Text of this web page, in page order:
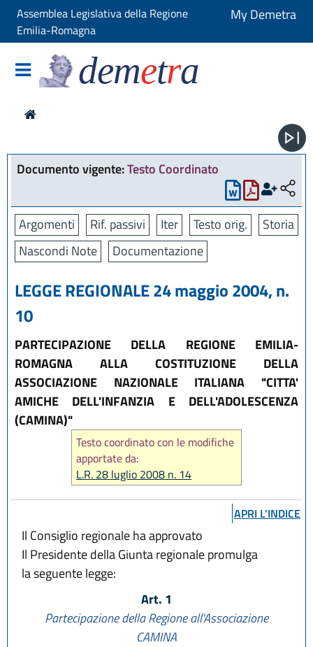
Assemblea Legislativa della Regione
Emilia-Romagna
My Demetra
demetra
Documento vigente:Testo Coordinato
Argomenti Rif. passivi Iter Testo orig.
Storia
Nascondi Note
Documentazione
LEGGE REGIONALE 24 maggio 2004, n.
10
PARTECIPAZIONE DELLA REGIONE EMILIA-
ROMAGNA ALLA COSTITUZIONE DELLA
ASSOCIAZIONE NAZIONALE ITALIANA "CITTA'
AMICHE DELL'INFANZIA E DELL'ADOLESCENZA
(CAMINA)"
Testo coordinato con le modifiche
apportate da:
L.R. 28 luglio 2008 n. 14
APRI L'INDICE
Il Consiglio regionale ha approvato
Il Presidente della Giunta regionale promulga
la seguente legge:
Art. 1
Partecipazione della Regione all'Associazione
CAMINA